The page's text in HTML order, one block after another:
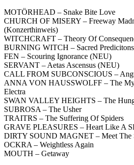
MOTÖRHEAD – Snake Bite Love
CHURCH OF MISERY – Freeway
(Konzerthinweis)
WITCHCRAFT – Theory Of
BURNING WITCH – Sacred Predicitons
FEN – Scouring Ignorance (NEU)
SERVANT – Aetas Ascensus (NEU)
CALL FROM SUBCONSCIOUS –
ANNA VON HAUSSWOLFF – The
Electra
SWAN VALLEY HEIGHTS – The
SUBROSA – The Usher
TRAITRS – The Suffering Of Spiders
GRAVE PLEASURES – Heart Like A
DIRTY SOUND MAGNET – Meet The
OCKRA – Weightless Again
MOUTH – Getaway